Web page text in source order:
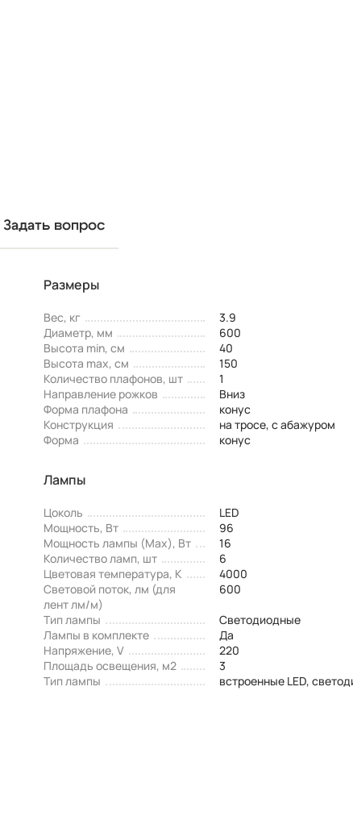
Задать вопрос
Размеры
Вес, кг
3.9
Диаметр, мм
600
Высота min, см
40
Высота max, см
150
Количество плафонов, шт
1
Направление рожков
Вниз
Форма плафона
конус
Конструкция
на тросе, с абажуром
Форма
конус
Лампы
Цоколь
LED
Мощность, Вт
96
Мощность лампы (Max), Вт
16
Количество ламп, шт
6
Цветовая температура, К
4000
Световой поток, лм (для
лент лм/м)
600
Тип лампы
Светодиодные
Лампы в комплекте
Да
Напряжение, V
220
Площадь освещения, м2
3
Тип лампы
встроенные LED,